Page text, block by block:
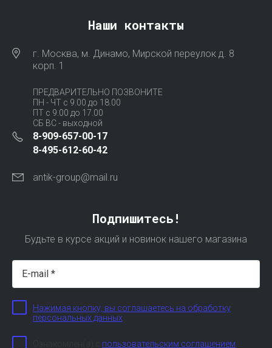
Наши контакты
г. Москва, м. Динамо, Мирской переулок д. 8
корп. 1
ПРЕДВАРИТЕЛЬНО ПОЗВОНИТЕ
ПН - ЧТ с 9.00 до 18.00
ПТ с 9.00 до 17.00
СБ ВС - выходной
8-909-657-00-17
8-495-612-60-42
antik-group@mail.ru
Подпишитесь!
Будьте в курсе акций и новинок нашего магазина
Нажимая кнопку, вы соглашаетесь на обработку
персональных данных
пользовательским соглашением